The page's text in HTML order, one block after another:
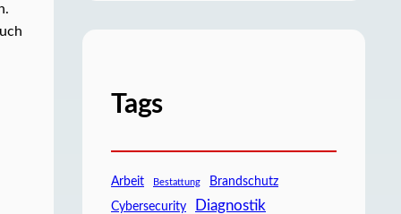
Tags
Arbeit Bestattung
Brandschutz
Cybersecurity
Diagnostik